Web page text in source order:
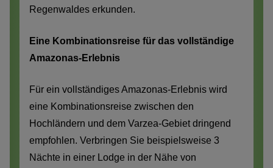
Regenwaldes erkunden.
Eine Kombinationsreise für das vollständige
Amazonas-Erlebnis
Für ein vollständiges Amazonas-Erlebnis wird
eine Kombinationsreise zwischen den
Hochländern und dem Varzea-Gebiet dringend
empfohlen. Verbringen Sie beispielsweise 3
Nächte in einer Lodge in der Nähe von